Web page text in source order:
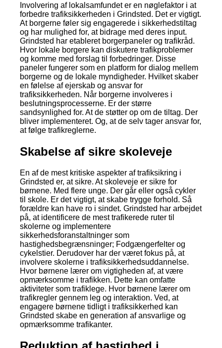
Involvering af lokalsamfundet er en nøglefaktor i at
forbedre trafiksikkerheden i Grindsted. Det er vigtigt.
At borgerne føler sig engagerede i sikkerhedstiltag
og har mulighed for, at bidrage med deres input.
Grindsted har etableret borgerpaneler og trafikråd.
Hvor lokale borgere kan diskutere trafikproblemer
og komme med forslag til forbedringer. Disse
paneler fungerer som en platform for dialog mellem
borgerne og de lokale myndigheder. Hvilket skaber
en følelse af ejerskab og ansvar for
trafiksikkerheden. Når borgerne involveres i
beslutningsprocesserne. Er der større
sandsynlighed for. At de støtter op om de tiltag. Der
bliver implementeret. Og, at de selv tager ansvar for,
at følge trafikreglerne.
Skabelse af sikre skoleveje
En af de mest kritiske aspekter af trafiksikring i
Grindsted er, at sikre. At skoleveje er sikre for
børnene. Med flere unge. Der går eller også cykler
til skole. Er det vigtigt, at skabe trygge forhold. Så
forældre kan have ro i sindet. Grindsted har arbejdet
på, at identificere de mest trafikerede ruter til
skolerne og implementere
sikkerhedsforanstaltninger som
hastighedsbegrænsninger; Fodgængerfelter og
cykelstier. Derudover har der været fokus på, at
involvere skolerne i trafiksikkerhedsuddannelse.
Hvor børnene lærer om vigtigheden af, at være
opmærksomme i trafikken. Dette kan omfatte
aktiviteter som trafiklege. Hvor børnene lærer om
trafikregler gennem leg og interaktion. Ved, at
engagere børnene tidligt i trafiksikkerhed kan
Grindsted skabe en generation af ansvarlige og
opmærksomme trafikanter.